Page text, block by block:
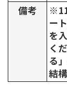
備考
ー
を
く
る
結